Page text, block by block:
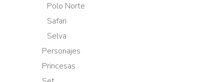
Polo Norte
Safari
Selva
Personajes
Princesas